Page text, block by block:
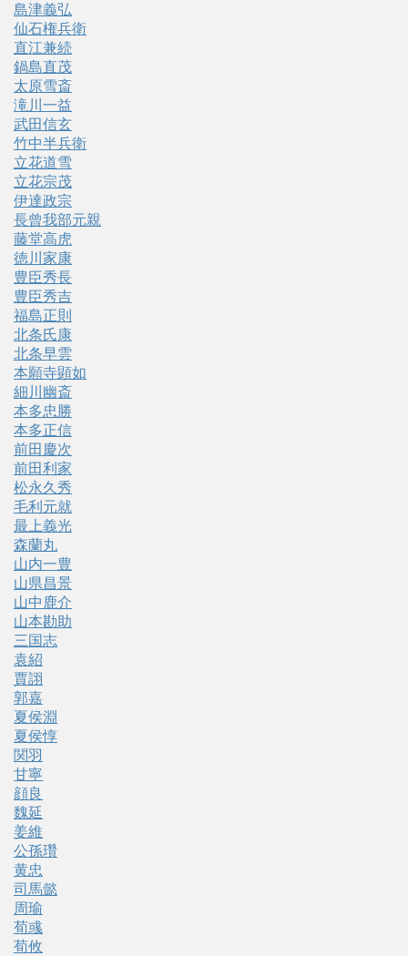
島津義弘
仙石権兵衛
直江兼続
鍋島直茂
太原雪斎
滝川一益
武田信玄
竹中半兵衛
立花道雪
立花宗茂
伊達政宗
長曾我部元親
藤堂高虎
徳川家康
豊臣秀長
豊臣秀吉
福島正則
北条氏康
北条早雲
本願寺顕如
細川幽斎
本多忠勝
本多正信
前田慶次
前田利家
松永久秀
毛利元就
最上義光
森蘭丸
山内一豊
山県昌景
山中鹿介
山本勘助
三国志
袁紹
賈詡
郭嘉
夏侯淵
夏侯惇
関羽
甘寧
顔良
魏延
姜維
公孫瓚
黄忠
司馬懿
周瑜
荀彧
荀攸